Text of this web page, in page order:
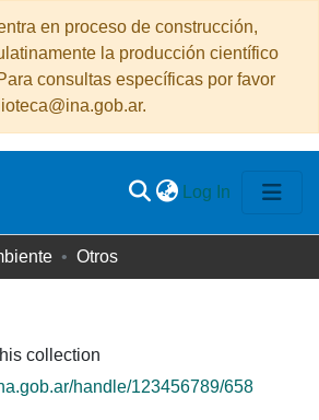
en proceso de construcción,
la producción científico
consultas específicas por favor
Log In (current)
Otros
collection
handle/123456789/658